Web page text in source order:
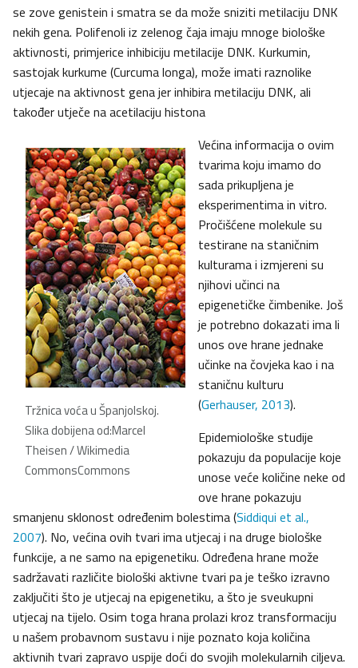
se zove genistein i smatra se da može sniziti metilaciju DNK
nekih gena. Polifenoli iz zelenog čaja imaju mnoge biološke
aktivnosti, primjerice inhibiciju metilacije DNK. Kurkumin,
sastojak kurkume (Curcuma longa), može imati raznolike
utjecaje na aktivnost gena jer inhibira metilaciju DNK, ali
također utječe na acetilaciju histona
Tržnica voća u Španjolskoj.
Slika dobijena od:Marcel
Theisen / Wikimedia
CommonsCommons
Većina informacija o ovim
tvarima koju imamo do
sada prikupljena je
eksperimentima in vitro.
Pročišćene molekule su
testirane na staničnim
kulturama i izmjereni su
njihovi učinci na
epigenetičke čimbenike. Još
je potrebno dokazati ima li
unos ove hrane jednake
učinke na čovjeka kao i na
staničnu kulturu
(Gerhauser, 2013).
Epidemiološke studije
pokazuju da populacije koje
unose veće količine neke od
ove hrane pokazuju
smanjenu sklonost određenim bolestima (Siddiqui et al.,
2007). No, većina ovih tvari ima utjecaj i na druge biološke
funkcije, a ne samo na epigenetiku. Određena hrane može
sadržavati različite biološki aktivne tvari pa je teško izravno
zaključiti što je utjecaj na epigenetiku, a što je sveukupni
utjecaj na tijelo. Osim toga hrana prolazi kroz transformaciju
u našem probavnom sustavu i nije poznato koja količina
aktivnih tvari zapravo uspije doći do svojih molekularnih ciljeva.